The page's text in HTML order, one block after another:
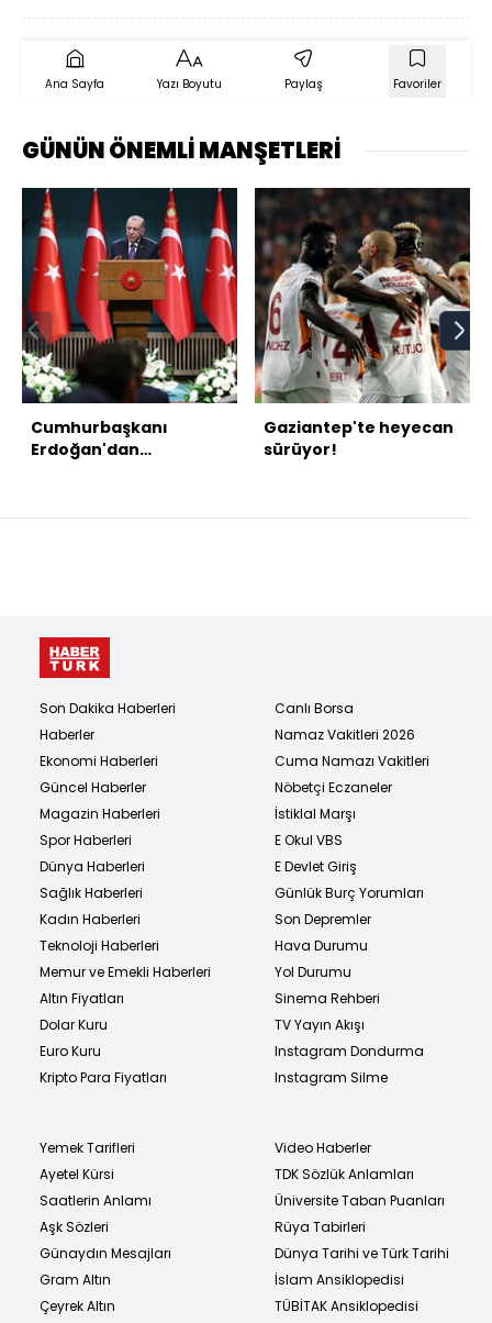
Ana Sayfa Yazı Boyutu Paylaş Favoriler
GÜNÜN ÖNEMLİ MANŞETLERİ
Cumhurbaşkanı
Erdoğan'dan
Gaziantep'te heyecan
sürüyor!
Son Dakika Haberleri
Haberler
Ekonomi Haberleri
Güncel Haberler
Magazin Haberleri
Spor Haberleri
Dünya Haberleri
Sağlık Haberleri
Kadın Haberleri
Teknoloji Haberleri
Memur ve Emekli Haberleri
Altın Fiyatları
Dolar Kuru
Euro Kuru
Kripto Para Fiyatları
Canlı Borsa
Namaz Vakitleri 2026
Cuma Namazı Vakitleri
Nöbetçi Eczaneler
İstiklal Marşı
E Okul VBS
E Devlet Giriş
Günlük Burç Yorumları
Son Depremler
Hava Durumu
Yol Durumu
Sinema Rehberi
TV Yayın Akışı
Instagram Dondurma
Instagram Silme
Yemek Tarifleri
Ayetel Kürsi
Saatlerin Anlamı
Aşk Sözleri
Günaydın Mesajları
Gram Altın
Çeyrek Altın
Video Haberler
TDK Sözlük Anlamları
Üniversite Taban Puanları
Rüya Tabirleri
Dünya Tarihi ve Türk Tarihi
İslam Ansiklopedisi
TÜBİTAK Ansiklopedisi